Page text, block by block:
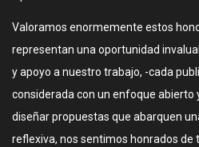
Valoramos enormemente estos
representan una oportunidad
y apoyo a nuestro trabajo, -cada
considerada con un enfoque abierto
diseñar propuestas que abarquen
reflexiva, nos sentimos honrados de